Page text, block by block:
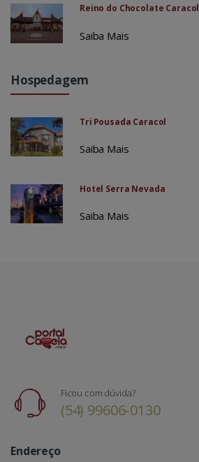
Reino do Chocolate Caracol
Saiba Mais
Hospedagem
Tri Pousada Caracol
Saiba Mais
Hotel Serra Nevada
Saiba Mais
Ficou com dúvida?
(54) 99606-0130
Endereço